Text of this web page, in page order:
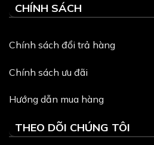
CHÍNH SÁCH
Chính sách đổi trả hàng
Chính sách ưu đãi
Hướng dẫn mua hàng
THEO DÕI CHÚNG TÔI